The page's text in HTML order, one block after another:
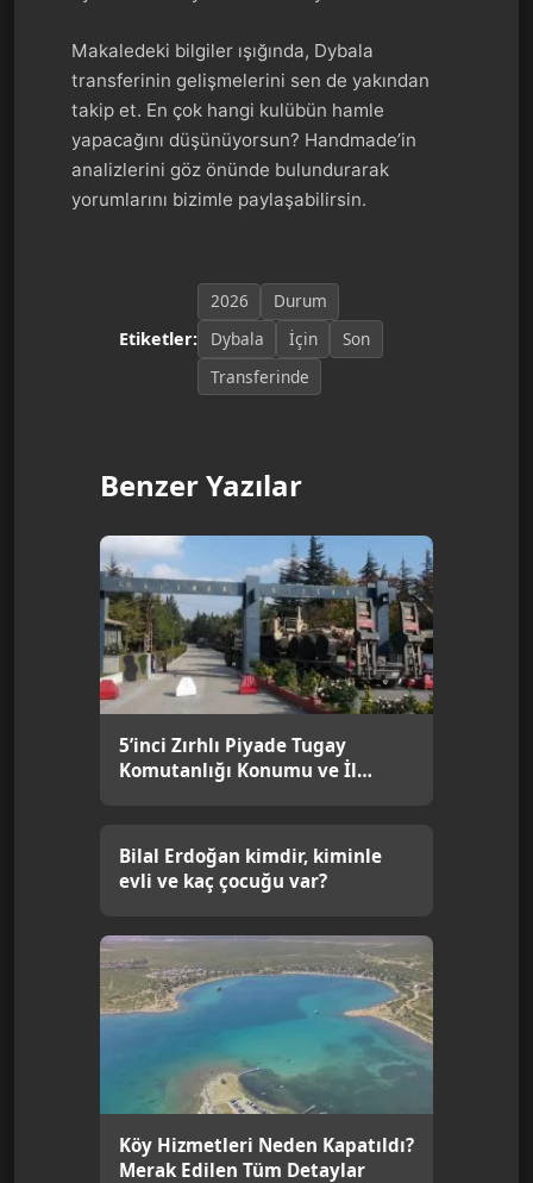
Makaledeki bilgiler ışığında, Dybala
transferinin gelişmelerini sen de yakından
takip et. En çok hangi kulübün hamle
yapacağını düşünüyorsun? Handmade’in
analizlerini göz önünde bulundurarak
yorumlarını bizimle paylaşabilirsin.
Etiketler:
2026
Durum
Dybala
İçin
Son
Transferinde
Benzer Yazılar
5’inci Zırhlı Piyade Tugay
Komutanlığı Konumu ve İl
Bilal Erdoğan kimdir, kiminle
evli ve kaç çocuğu var?
Köy Hizmetleri Neden Kapatıldı?
Merak Edilen Tüm Detaylar